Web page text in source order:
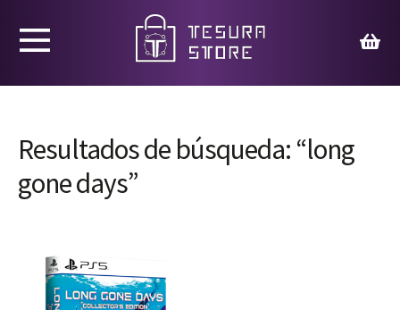
Resultados de búsqueda: “long
gone days”
Juegos
Ed. Coleccionista
Contacto